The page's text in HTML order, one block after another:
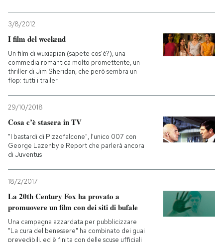
3/8/2012
I film del weekend
Un film di wuxiapian (sapete cos'è?), una
commedia romantica molto promettente, un
thriller di Jim Sheridan, che però sembra un
flop: tutti i trailer
29/10/2018
Cosa c’è stasera in TV
"I bastardi di Pizzofalcone", l'unico 007 con
George Lazenby e Report che parlerà ancora
di Juventus
18/2/2017
La 20th Century Fox ha provato a
promuovere un film con dei siti di bufale
Una campagna azzardata per pubblicizzare
"La cura del benessere" ha combinato dei guai
prevedibili, ed è finita con delle scuse ufficiali